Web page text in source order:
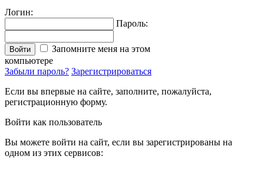
Логин:
Пароль:
Войти
Запомните меня на этом
компьютере
Забыли пароль? Зарегистрироваться
Если вы впервые на сайте, заполните, пожалуйста,
регистрационную форму.
Войти как пользователь
Вы можете войти на сайт, если вы зарегистрированы на
одном из этих сервисов: